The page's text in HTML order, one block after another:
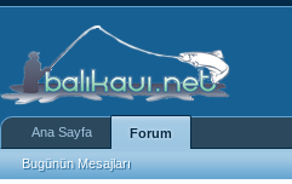
Ana Sayfa Forum
Bugünün Mesajları